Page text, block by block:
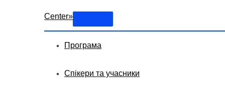
Center»
Програма
Спікери та учасники